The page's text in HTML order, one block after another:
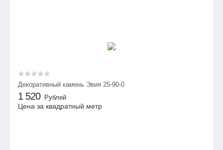
Декоративный камень Эвия 25-90-0
1 520 Рублей
Цена за квадратный метр